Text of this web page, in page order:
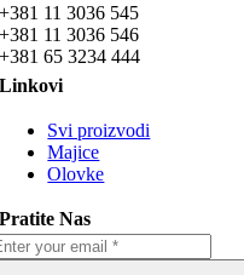
+381 11 3036 545
+381 11 3036 546
+381 65 3234 444
Linkovi
Svi proizvodi
Majice
Olovke
Pratite Nas